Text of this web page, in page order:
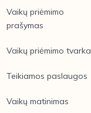
Vaikų priėmimo
prašymas
Vaikų priėmimo tvarka
Teikiamos paslaugos
Vaikų matinimas